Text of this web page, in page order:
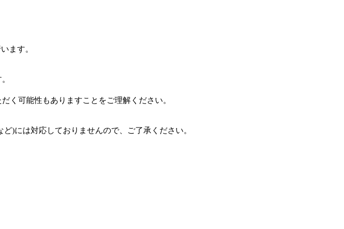
ます。
く可能性もありますことをご理解ください。
)には対応しておりませんので、ご了承ください。